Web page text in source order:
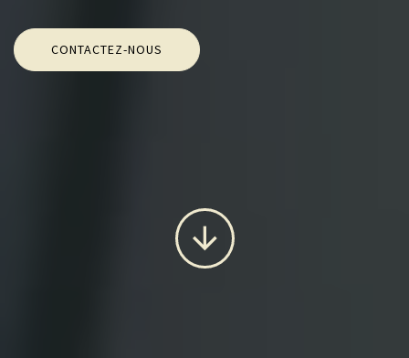
CONTACTEZ-NOUS